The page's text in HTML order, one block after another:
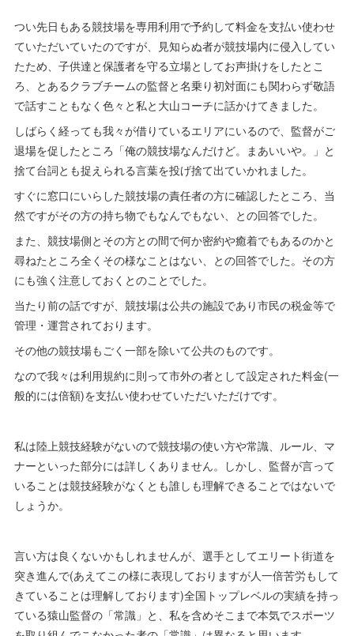
つい先日もある競技場を専用利用で予約して料金を支払い使わせ
ていただいていたのですが、見知らぬ者が競技場内に侵入してい
たため、子供達と保護者を守る立場としてお声掛けをしたとこ
ろ、とあるクラブチームの監督と名乗り初対面にも関わらず敬語
で話すこともなく色々と私と大山コーチに話かけてきました。
しばらく経っても我々が借りているエリアにいるので、監督がご
退場を促したところ「俺の競技場なんだけど。まあいいや。」と
捨て台詞とも捉えられる言葉を投げ捨て出ていかれました。
すぐに窓口にいらした競技場の責任者の方に確認したところ、当
然ですがその方の持ち物でもなんでもない、との回答でした。
また、競技場側とその方との間で何か密約や癒着でもあるのかと
尋ねたところ全くその様なことはない、との回答でした。その方
にも強く注意しておくとのことでした。
当たり前の話ですが、競技場は公共の施設であり市民の税金等で
管理・運営されております。
その他の競技場もごく一部を除いて公共のものです。
なので我々は利用規約に則って市外の者として設定された料金(一
般的には倍額)を支払い使わせていただいただけです。
私は陸上競技経験がないので競技場の使い方や常識、ルール、マ
ナーといった部分には詳しくありません。しかし、監督が言って
いることは競技経験がなくとも誰しも理解できることではないで
しょうか。
言い方は良くないかもしれませんが、選手としてエリート街道を
突き進んで(あえてこの様に表現しておりますが人一倍苦労もして
きていることは理解しております)全国トップレベルの実績を持っ
ている猿山監督の「常識」と、私を含めそこまで本気でスポーツ